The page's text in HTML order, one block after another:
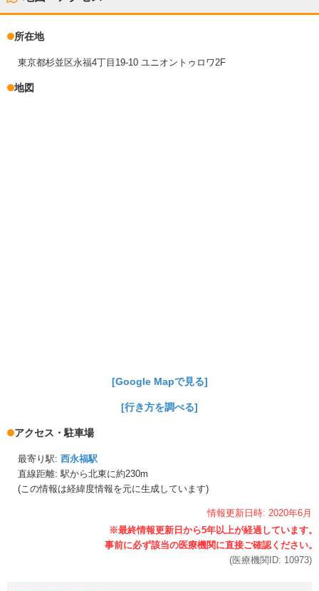
所在地
東京都杉並区永福4丁目19-10 ユニオントゥロワ2F
地図
[Google Mapで見る]
[行き方を調べる]
アクセス・駐車場
最寄り駅: 西永福駅
直線距離: 駅から北東に約230m
(この情報は経緯度情報を元に生成しています)
情報更新日時: 2020年6月
(医療機関ID: 10973)